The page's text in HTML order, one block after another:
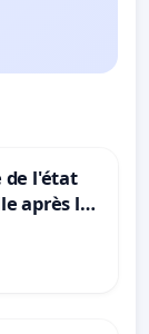
de l'état
après la